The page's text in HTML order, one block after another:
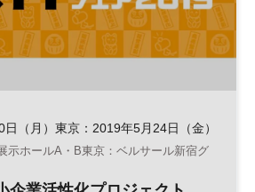
（月）東京：2019年5月24日（金）
示ホールA・B東京：ベルサール新宿グ